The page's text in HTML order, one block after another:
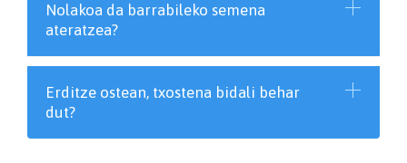
Nolakoa da barrabileko semena
ateratzea?
Erditze ostean, txostena bidali behar
dut?